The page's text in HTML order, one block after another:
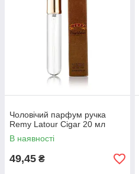
Чоловічий парфум ручка
Remy Latour Cigar 20 мл
В наявності
49,45 ₴